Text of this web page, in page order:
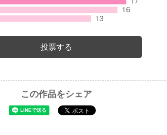
投票する
この作品をシェア